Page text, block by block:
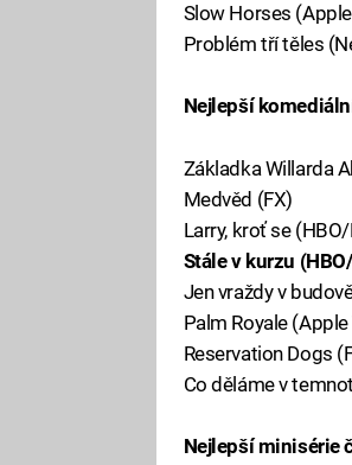
Slow Horses
Problém tří těles
Nejlepší
Základka Willarda
Medvěd (FX)
Larry, kroť se
Stále v kurzu
Jen vraždy v
Palm Royale
Reservation Dogs
Co děláme v
Nejlepší minisérie